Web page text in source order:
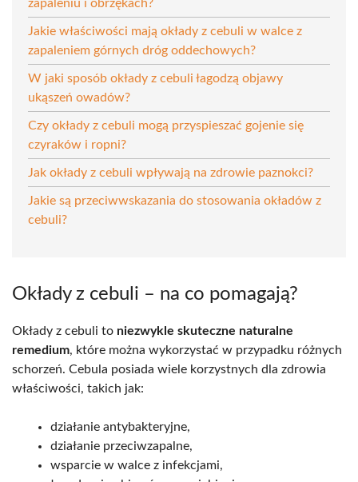
zapaleniu i obrzękach?
Jakie właściwości mają okłady z cebuli w walce z
zapaleniem górnych dróg oddechowych?
W jaki sposób okłady z cebuli łagodzą objawy
ukąszeń owadów?
Czy okłady z cebuli mogą przyspieszać gojenie się
czyraków i ropni?
Jak okłady z cebuli wpływają na zdrowie paznokci?
Jakie są przeciwwskazania do stosowania okładów z
cebuli?
Okłady z cebuli – na co pomagają?
Okłady z cebuli to niezwykle skuteczne naturalne
remedium, które można wykorzystać w przypadku różnych
schorzeń. Cebula posiada wiele korzystnych dla zdrowia
właściwości, takich jak:
działanie antybakteryjne,
działanie przeciwzapalne,
wsparcie w walce z infekcjami,